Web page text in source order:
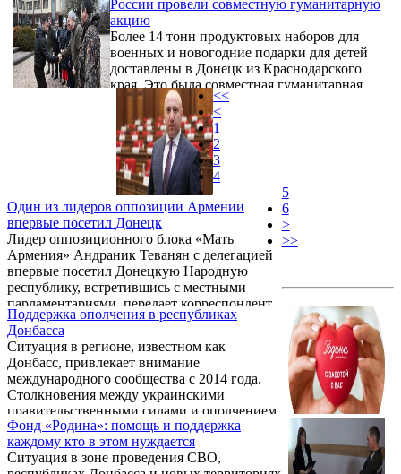
типа транспорта – будь то легковые
автомобили, мотоциклы, крупногабаритные
грузовики или даже автобусы –
оперативная помощь специализированной
службы может существенно облегчить
решение сложившейся ситуации.
России провели совместную гуманитарную
акцию
Более 14 тонн продуктовых наборов для
военных и новогодние подарки для детей
доставлены в Донецк из Краснодарского
края. Это была совместная гуманитарная
акция Регионального отделения Союза
армян России Краснодарского края и
регионального отделения Ассамблеи
народов России.
Один из лидеров оппозиции Армении
впервые посетил Донецк
Лидер оппозиционного блока «Мать
Армения» Андраник Теванян с делегацией
впервые посетил Донецкую Народную
республику, встретившись с местными
парламентариями, передает корреспондент
РИА «Новости».
Поддержка ополчения в республиках
Донбасса
Ситуация в регионе, известном как
Донбасс, привлекает внимание
международного сообщества с 2014 года.
Столкновения между украинскими
правительственными силами и ополчением
Донецкой и Луганской Народных
Республик вызвали острую политическую и
гуманитарную кризисную ситуацию. В
Фонд «Родина»: помощь и поддержка
каждому кто в этом нуждается
Ситуация в зоне проведения СВО,
<<
<
1
2
3
4
5
6
>
>>